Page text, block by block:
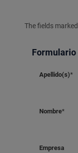
The fields
Formulario
Apellido(s)*
Nombre*
Empresa